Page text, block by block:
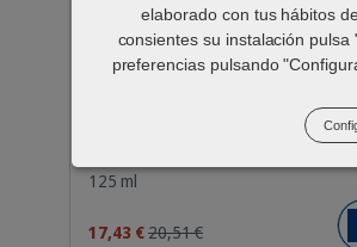
EpiOtic® - Limpiador de
125 ml
17,43 €20,51 €
elaborado con tus hábitos
consientes su instalación
preferencias pulsando